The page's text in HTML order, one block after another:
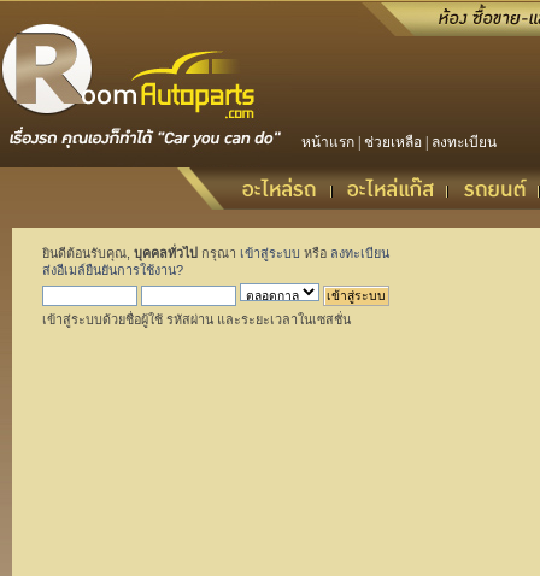
หน้าแรก ช่วยเหลือ ลงทะเบียน
ยินดีต้อนรับคุณ, บุคคลทั่วไป กรุณา เข้าสู่ระบบ หรือ ลงทะเบียน
ส่งอีเมล์ยืนยันการใช้งาน?
เข้าสู่ระบบด้วยชื่อผู้ใช้ รหัสผ่าน และระยะเวลาในเซสชั่น